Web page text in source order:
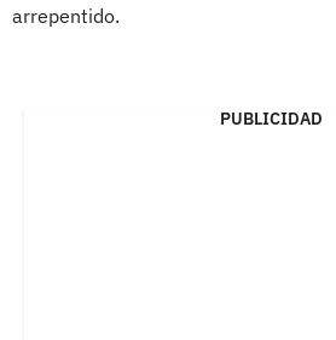
arrepentido.
PUBLICIDAD